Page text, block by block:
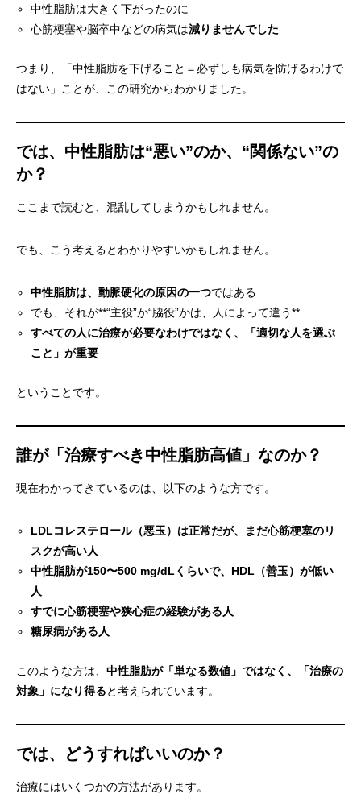
中性脂肪は大きく下がったのに
心筋梗塞や脳卒中などの病気は減りませんでした
つまり、「中性脂肪を下げること＝必ずしも病気を防げるわけで
はない」ことが、この研究からわかりました。
では、中性脂肪は“悪い”のか、“関係ない”の
か？
ここまで読むと、混乱してしまうかもしれません。
でも、こう考えるとわかりやすいかもしれません。
中性脂肪は、動脈硬化の原因の一つではある
でも、それが**“主役”か“脇役”かは、人によって違う**
すべての人に治療が必要なわけではなく、「適切な人を選ぶ
こと」が重要
ということです。
誰が「治療すべき中性脂肪高値」なのか？
現在わかってきているのは、以下のような方です。
LDLコレステロール（悪玉）は正常だが、まだ心筋梗塞のリ
スクが高い人
中性脂肪が150〜500 mg/dLくらいで、HDL（善玉）が低い
人
すでに心筋梗塞や狭心症の経験がある人
糖尿病がある人
このような方は、 中性脂肪が「単なる数値」ではなく、「治療の
対象」になり得ると考えられています。
では、どうすればいいのか？
治療にはいくつかの方法があります。